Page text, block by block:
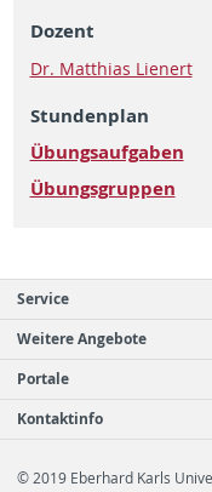
Dozent
Dr. Matthias Lienert
Stundenplan
Übungsaufgaben
Übungsgruppen
Service
Weitere Angebote
Portale
Kontaktinfo
© 2019 Eberhard Karls